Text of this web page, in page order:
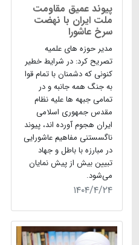
پیوند عمیق مقاومت
ملت ایران با نهضت
سرخ عاشورا
مدیر حوزه های علمیه
تصریح کرد: در شرایط خطیر
کنونی که دشمنان با تمام قوا
به جنگ همه جانبه و در
تمامی جبهه ها علیه نظام
مقدس جمهوری اسلامی
ایران هجوم آورده اند، پیوند
ناگسستنی مفاهیم عاشورایی
در مبارزه با باطل و جهاد
تبیین بیش از پیش نمایان
می‌شود.
۱۴۰۴/۴/۲۴